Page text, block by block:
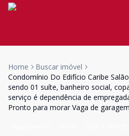
Home
Buscar imóvel
Condomínio Do Edifício Caribe
sendo 01 suíte, banheiro social,
serviço é dependência de
Pronto para morar Vaga de garagem